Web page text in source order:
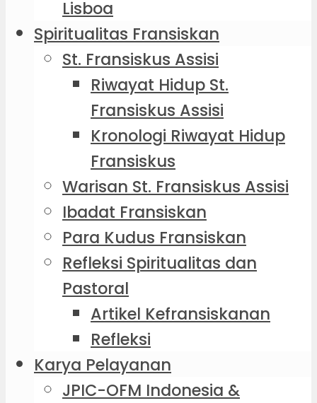
Lisboa
Spiritualitas Fransiskan
St. Fransiskus Assisi
Riwayat Hidup St.
Fransiskus Assisi
Kronologi Riwayat Hidup
Fransiskus
Warisan St. Fransiskus Assisi
Ibadat Fransiskan
Para Kudus Fransiskan
Refleksi Spiritualitas dan
Pastoral
Artikel Kefransiskanan
Refleksi
Karya Pelayanan
JPIC-OFM Indonesia &